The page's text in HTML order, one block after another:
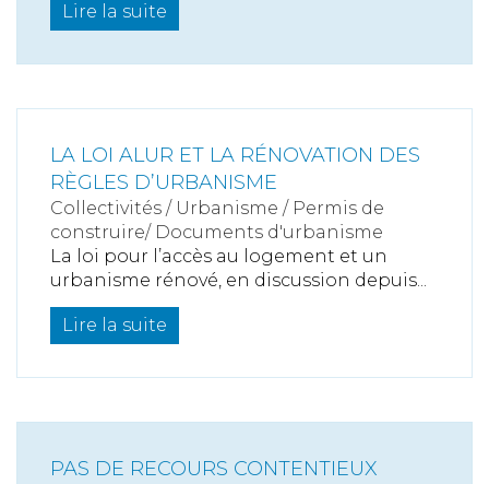
Lire la suite
LA LOI ALUR ET LA RÉNOVATION DES
RÈGLES D’URBANISME
Collectivités / Urbanisme / Permis de
construire/ Documents d'urbanisme
La loi pour l’accès au logement et un
urbanisme rénové, en discussion depuis...
Lire la suite
PAS DE RECOURS CONTENTIEUX